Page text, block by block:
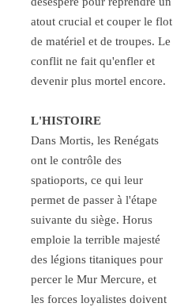
atout crucial et couper le flot
de matériel et de troupes. Le
conflit ne fait qu'enfler et
devenir plus mortel encore.
L'HISTOIRE
Dans Mortis, les Renégats
ont le contrôle des
spatioports, ce qui leur
permet de passer à l'étape
suivante du siège. Horus
emploie la terrible majesté
des légions titaniques pour
percer le Mur Mercure, et
les forces loyalistes doivent